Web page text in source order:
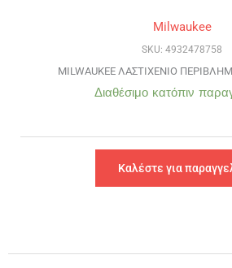
Milwaukee
SKU: 4932478758
MILWAUKEE ΛΑΣΤΙΧΕΝΙΟ
Διαθέσιμο κατόπιν
Καλέστε για